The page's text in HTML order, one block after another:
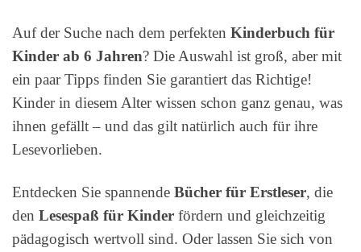
Auf der Suche nach dem perfekten Kinderbuch für
Kinder ab 6 Jahren? Die Auswahl ist groß, aber mit
ein paar Tipps finden Sie garantiert das Richtige!
Kinder in diesem Alter wissen schon ganz genau, was
ihnen gefällt – und das gilt natürlich auch für ihre
Lesevorlieben.
Entdecken Sie spannende Bücher für Erstleser, die
den Lesespaß für Kinder fördern und gleichzeitig
pädagogisch wertvoll sind. Oder lassen Sie sich von